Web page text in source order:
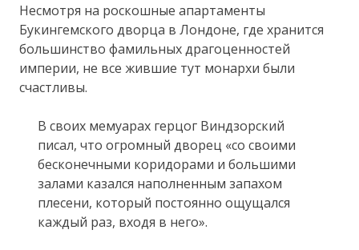
Несмотря на роскошные апартаменты
Букингемского дворца в Лондоне, где хранится
большинство фамильных драгоценностей
империи, не все жившие тут монархи были
счастливы.
В своих мемуарах герцог Виндзорский
писал, что огромный дворец «со своими
бесконечными коридорами и большими
залами казался наполненным запахом
плесени, который постоянно ощущался
каждый раз, входя в него».